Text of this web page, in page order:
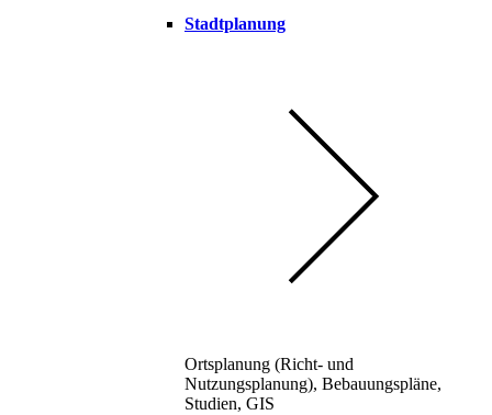
Stadtplanung
Ortsplanung (Richt- und
Nutzungsplanung), Bebauungspläne,
Studien, GIS